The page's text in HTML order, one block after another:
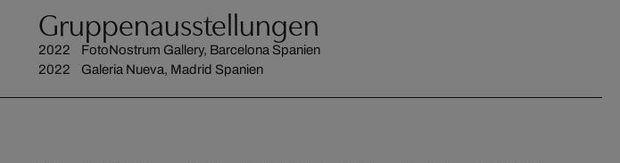
Gruppenausstellungen
2022 FotoNostrum Gallery, Barcelona Spanien
2022 Galeria Nueva, Madrid Spanien